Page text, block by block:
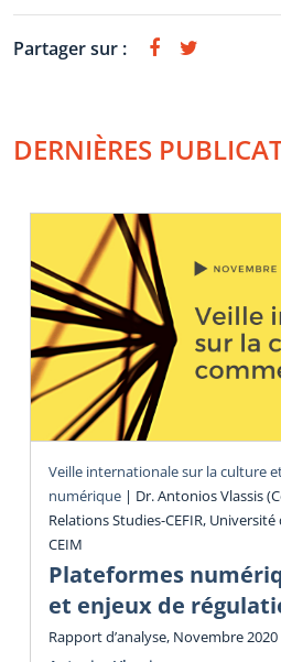
Partager sur :
DERNIÈRES
Veille internationale sur la culture
numérique | Dr. Antonios Vlassis
Relations Studies-CEFIR,
CEIM
Plateformes
et enjeux de
Rapport d’analyse, Novembre 2020